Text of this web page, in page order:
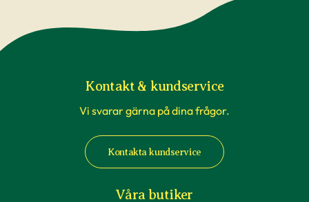
Kontakt & kundservice
Vi svarar gärna på dina frågor.
Kontakta kundservice
Våra butiker